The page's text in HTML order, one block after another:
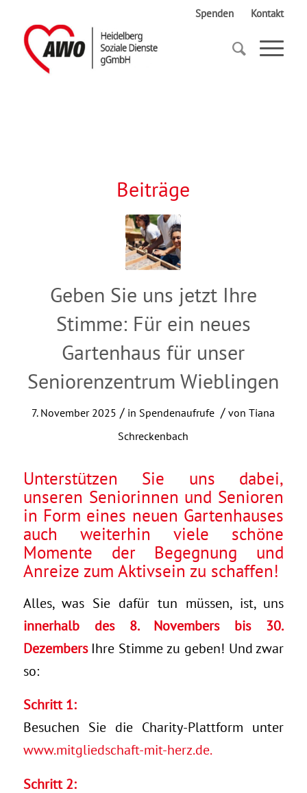
Spenden Kontakt
Startseite Mitgliedschaft mit Herz
Beiträge
Geben Sie uns jetzt Ihre
Stimme: Für ein neues
Gartenhaus für unser
Seniorenzentrum Wieblingen
7. November 2025 / in Spendenaufrufe / vonTiana
Schreckenbach
Unterstützen Sie uns dabei,
unseren Seniorinnen und Senioren
in Form eines neuen Gartenhauses
auch weiterhin viele schöne
Momente der Begegnung und
Anreize zum Aktivsein zu schaffen!
Alles, was Sie dafür tun müssen, ist, uns
innerhalb des 8. Novembers bis 30.
DezembersIhre Stimme zu geben! Und zwar
so:
Schritt 1:
Besuchen Sie die Charity-Plattform unter
www.mitgliedschaft-mit-herz.de.
Schritt 2: